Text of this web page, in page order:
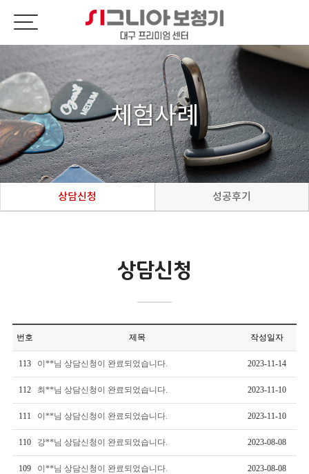
체험사례
상담신청 성공후기
상담신청
번호 제목 작성일자
113 이**님 상담신청이 완료되었습니다. 2023-11-14
112 최**님 상담신청이 완료되었습니다. 2023-11-10
111 이**님 상담신청이 완료되었습니다. 2023-11-10
110 강**님 상담신청이 완료되었습니다. 2023-08-08
109 이**님 상담신청이 완료되었습니다. 2023-08-08